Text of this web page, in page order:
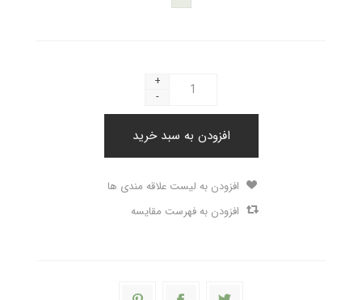
+
-
افزودن به سبد خرید
افزودن به لیست علاقه مندی ها
افزودن به فهرست مقایسه